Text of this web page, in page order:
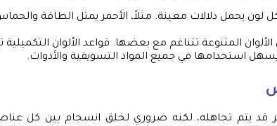
لون يحمل دلالات معينة. مثلاً، الأحمر يمثل الطاقة
المتنوعة تتناغم مع بعضها. قواعد الألوان التكميلية
يسهل استخدامها في جميع المواد التسويقية والأدوات.
يتم تجاهله، لكنه ضروري لخلق انسجام بين كل